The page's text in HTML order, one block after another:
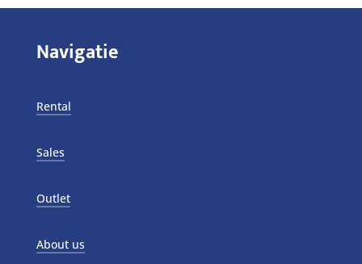
Navigatie
Rental
Sales
Outlet
About us